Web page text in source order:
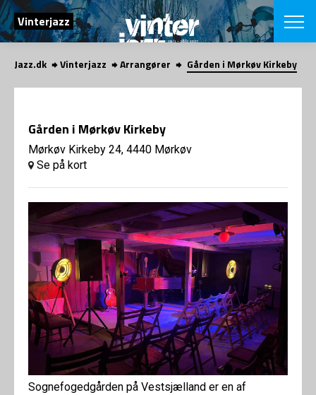
SØG
Vinterjazz
English
App
App
Presse/
Om
Om
Kontakt
Om fonden
Om
SHOP
Jazz.dk Vinterjazz Arrangører Gården i Mørkøv Kirkeby
Gården i Mørkøv Kirkeby
Mørkøv Kirkeby 24, 4440 Mørkøv
Se på kort
Sognefogedgården på Vestsjælland er en af